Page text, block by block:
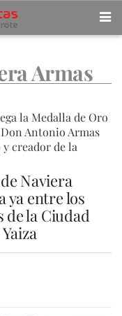
Armas
la Medalla de Oro
Antonio Armas
creador de la
Naviera
ya entre los
la Ciudad